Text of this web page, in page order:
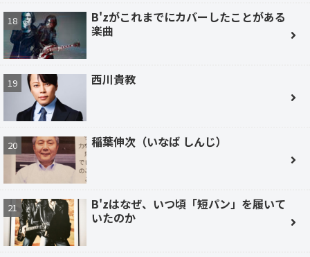
B'zがこれまでにカバーしたことがある
楽曲
西川貴教
稲葉伸次（いなば しんじ）
B'zはなぜ、いつ頃「短パン」を履いて
いたのか